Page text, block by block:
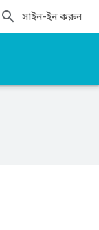
সাইন-ইন করুন